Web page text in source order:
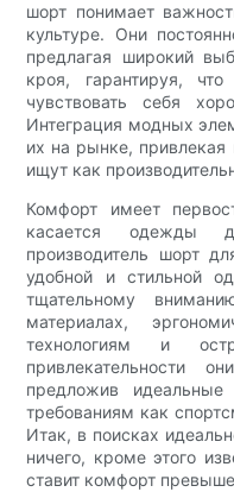
шорт понимает
культуре. Они
предлагая широкий
кроя, гарантируя,
чувствовать себя
Интеграция модных
их на рынке, привлекая
ищут как
Комфорт имеет
касается одежды
производитель шорт
удобной и стильной
тщательному
материалах,
технологиям и
привлекательности
предложив
требованиям как
Итак, в поисках
ничего, кроме этого
ставит комфорт